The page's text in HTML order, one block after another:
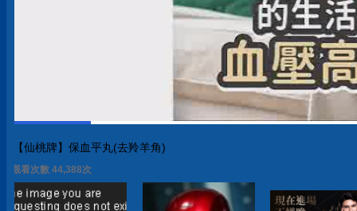
【仙桃牌】保血平丸(去羚羊角)
觀看次數 44,388次